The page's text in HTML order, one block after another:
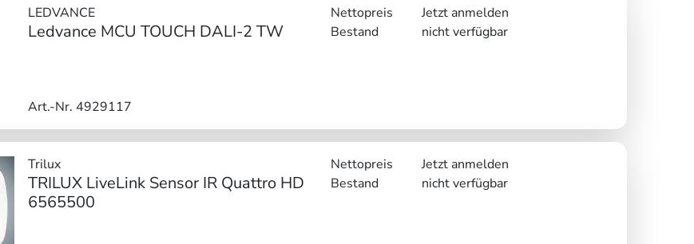
LEDVANCE
Ledvance MCU TOUCH DALI-2 TW
Art.-Nr. 4929117
Nettopreis
Jetzt anmelden
Bestand
nicht verfügbar
Trilux
TRILUX LiveLink Sensor IR Quattro HD
6565500
Nettopreis
Jetzt anmelden
Bestand
nicht verfügbar